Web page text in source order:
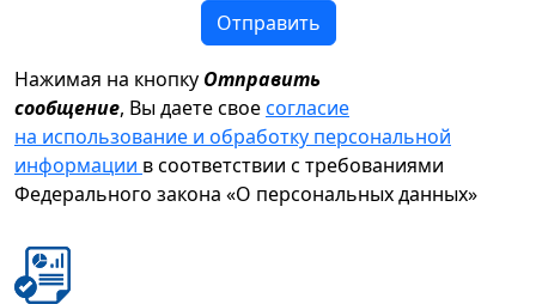
Отправить
Нажимая на кнопку Отправить
сообщение, Вы даете своесогласие
на использование и обработку персональной
информации в соответствии с требованиями
Федерального закона «О персональных данных»